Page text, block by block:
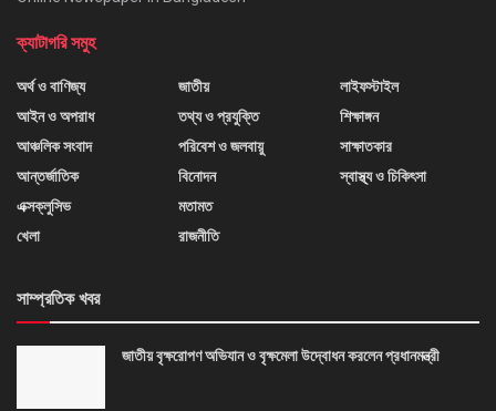
ক্যাটাগরি সমুহ
অর্থ ও বাণিজ্য
আইন ও অপরাধ
আঞ্চলিক সংবাদ
আন্তর্জাতিক
এক্সক্লুসিভ
খেলা
জাতীয়
তথ্য ও প্রযুক্তি
পরিবেশ ও জলবায়ু
বিনোদন
মতামত
রাজনীতি
লাইফস্টাইল
শিক্ষাঙ্গন
সাক্ষাতকার
স্বাস্থ্য ও চিকিৎসা
সাম্প্রতিক খবর
জাতীয় বৃক্ষরোপণ অভিযান ও বৃক্ষমেলা উদ্বোধন করলেন প্রধানমন্ত্রী